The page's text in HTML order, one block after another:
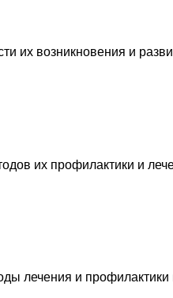
их возникновения и
их профилактики и
лечения и профилактики